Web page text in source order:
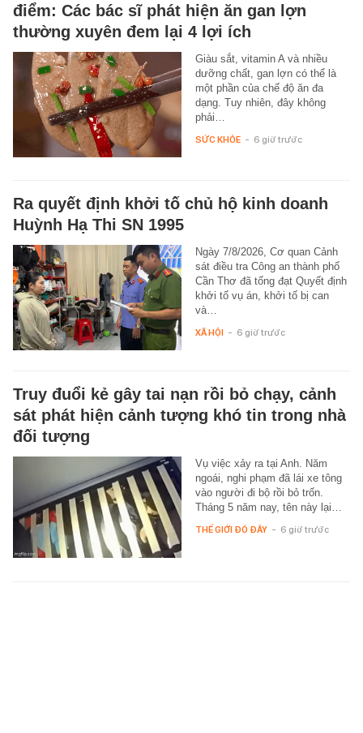
điểm: Các bác sĩ phát hiện ăn gan lợn
thường xuyên đem lại 4 lợi ích
Giàu sắt, vitamin A và nhiều
dưỡng chất, gan lợn có thể là
một phần của chế độ ăn đa
dạng. Tuy nhiên, đây không
phải…
SỨC KHỎE - 6 giờ trước
Ra quyết định khởi tố chủ hộ kinh doanh
Huỳnh Hạ Thi SN 1995
Ngày 7/8/2026, Cơ quan Cảnh
sát điều tra Công an thành phố
Cần Thơ đã tống đạt Quyết định
khởi tố vụ án, khởi tố bị can
và…
XÃ HỘI - 6 giờ trước
Truy đuổi kẻ gây tai nạn rồi bỏ chạy, cảnh
sát phát hiện cảnh tượng khó tin trong nhà
đối tượng
Vụ việc xảy ra tại Anh. Năm
ngoái, nghi phạm đã lái xe tông
vào người đi bộ rồi bỏ trốn.
Tháng 5 năm nay, tên này lại…
THẾ GIỚI ĐÓ ĐÂY - 6 giờ trước